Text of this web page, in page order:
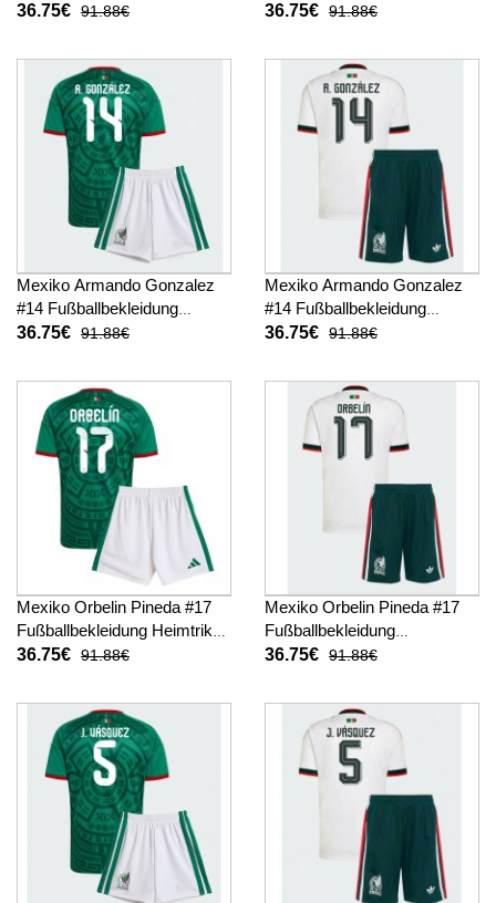
Kinder WM 2026 Kurzarm (+
36.75€ 91.88€
Auswärtstrikot Kinder WM
hosen)
36.75€ 91.88€
Mexiko Armando Gonzalez
#14 Fußballbekleidung
Heimtrikot Kinder WM 2026
36.75€ 91.88€
Mexiko Armando Gonzalez
#14 Fußballbekleidung
Auswärtstrikot Kinder WM
hosen)
36.75€ 91.88€
Mexiko Orbelin Pineda #17
Fußballbekleidung Heimtrikot
Kinder WM 2026 Kurzarm (+
36.75€ 91.88€
Mexiko Orbelin Pineda #17
Fußballbekleidung
Auswärtstrikot Kinder WM
hosen)
36.75€ 91.88€